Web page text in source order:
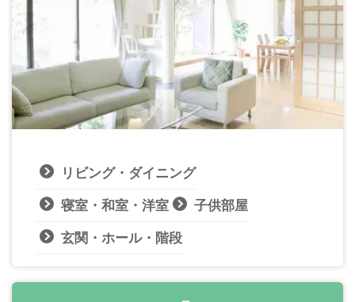
リビング・ダイニング
寝室・和室・洋室 子供部屋
玄関・ホール・階段